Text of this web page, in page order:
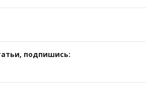
подпишись: